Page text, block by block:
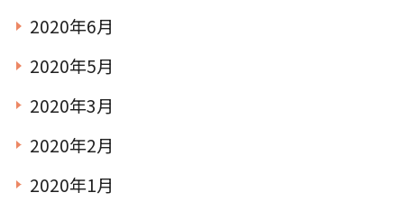
2020年6月
2020年5月
2020年3月
2020年2月
2020年1月